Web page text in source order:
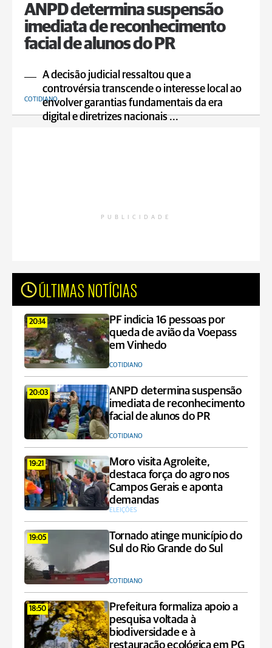
ANPD determina suspensão
imediata de reconhecimento
facial de alunos do PR
A decisão judicial ressaltou que a
controvérsia transcende o interesse local ao
envolver garantias fundamentais da era
digital e diretrizes nacionais ...
COTIDIANO
PUBLICIDADE
ÚLTIMAS NOTÍCIAS
20:14
PF indicia 16 pessoas por
queda de avião da Voepass
em Vinhedo
COTIDIANO
20:03
ANPD determina suspensão
imediata de reconhecimento
facial de alunos do PR
COTIDIANO
19:21
Moro visita Agroleite,
destaca força do agro nos
Campos Gerais e aponta
demandas
ELEIÇÕES
19:05
Tornado atinge município do
Sul do Rio Grande do Sul
COTIDIANO
18:50
Prefeitura formaliza apoio a
pesquisa voltada à
biodiversidade e à
restauração ecológica em PG